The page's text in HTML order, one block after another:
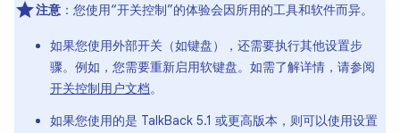
注意 ：您使用“开关控制”的体验会因所用的工具和软件而异。
如果您使用外部开关（如键盘），还需要执行其他设置步
骤。例如，您需要重新启用软键盘。如需了解详情，请参阅
开关控制用户文档。
如果您使用的是 TalkBack 5.1 或更高版本，则可以使用设置